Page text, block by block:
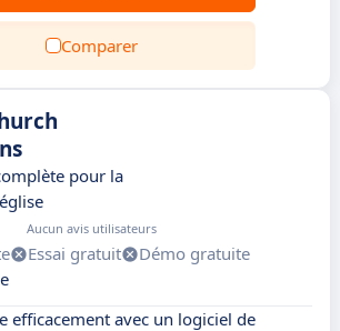
Comparer
pour la
Aucun avis utilisateurs
Essai gratuit
Démo gratuite
efficacement avec un logiciel de